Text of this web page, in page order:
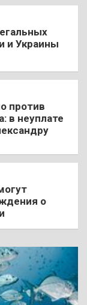
и Украины
против
в неуплате
о